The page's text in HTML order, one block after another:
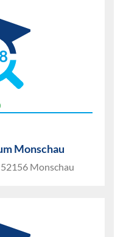
Monschau
Monschau